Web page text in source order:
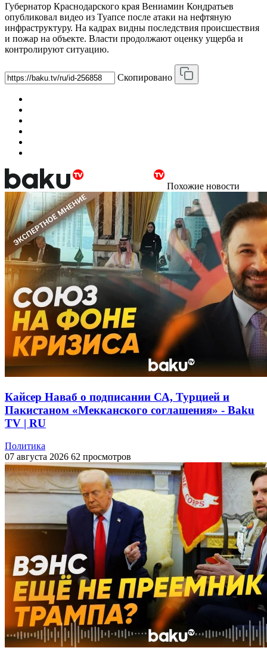
Губернатор Краснодарского края Вениамин Кондратьев
опубликовал видео из Туапсе после атаки на нефтяную
инфраструктуру. На кадрах видны последствия происшествия
и пожар на объекте. Власти продолжают оценку ущерба и
контролируют ситуацию.
Скопировано
Похожие новости
Кайсер Наваб о подписании СА, Турцией и
Пакистаном «Мекканского соглашения» - Baku
TV | RU
Политика
07 августа 2026 62 просмотров